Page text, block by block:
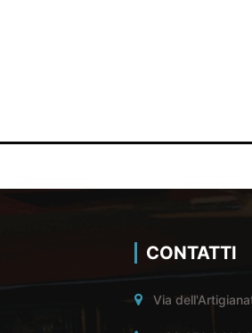
CONTATTI
Via